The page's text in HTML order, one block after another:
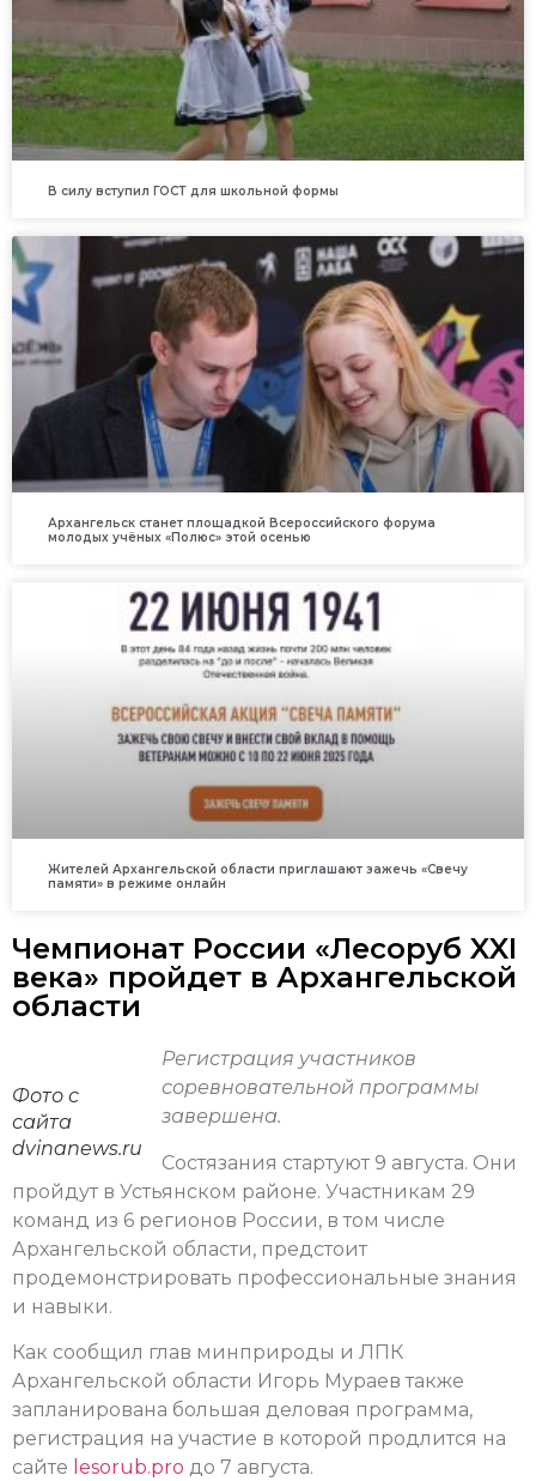
В силу вступил ГОСТ для школьной формы
Архангельск станет площадкой Всероссийского форума
молодых учёных «Полюс» этой осенью
Жителей Архангельской области приглашают зажечь «Свечу
памяти» в режиме онлайн
Чемпионат России «Лесоруб XXI
века» пройдет в Архангельской
области
Фото с
сайта
dvinanews.ru
Регистрация участников
соревновательной программы
завершена.
Состязания стартуют 9 августа. Они
пройдут в Устьянском районе. Участникам 29
команд из 6 регионов России, в том числе
Архангельской области, предстоит
продемонстрировать профессиональные знания
и навыки.
Как сообщил глав минприроды и ЛПК
Архангельской области Игорь Мураев также
запланирована большая деловая программа,
регистрация на участие в которой продлится на
сайте lesorub.pro до 7 августа.